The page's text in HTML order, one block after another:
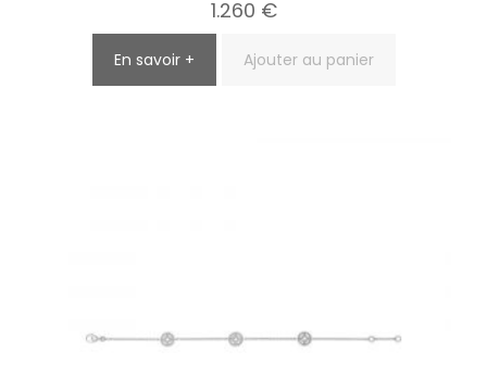
1.260 €
En savoir + Ajouter au panier